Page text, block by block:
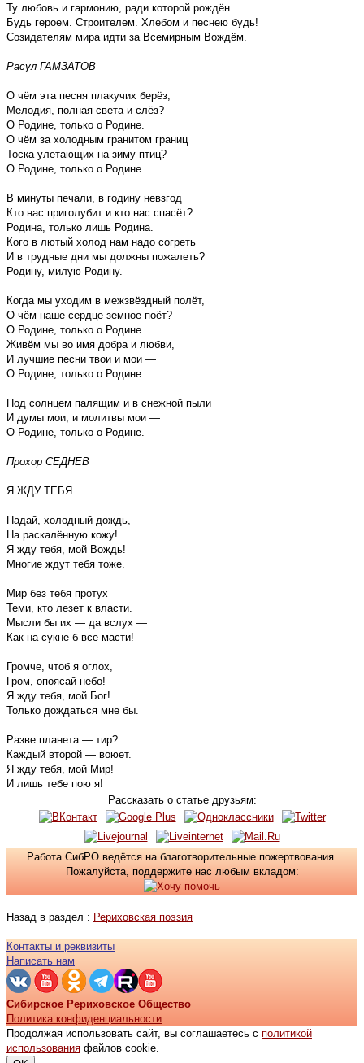
Ту любовь и гармонию, ради которой рождён.
Будь героем. Строителем. Хлебом и песнею будь!
Созидателям мира идти за Всемирным Вождём.
Расул ГАМЗАТОВ
О чём эта песня плакучих берёз,
Мелодия, полная света и слёз?
О Родине, только о Родине.
О чём за холодным гранитом границ
Тоска улетающих на зиму птиц?
О Родине, только о Родине.
В минуты печали, в годину невзгод
Кто нас приголубит и кто нас спасёт?
Родина, только лишь Родина.
Кого в лютый холод нам надо согреть
И в трудные дни мы должны пожалеть?
Родину, милую Родину.
Когда мы уходим в межзвёздный полёт,
О чём наше сердце земное поёт?
О Родине, только о Родине.
Живём мы во имя добра и любви,
И лучшие песни твои и мои —
О Родине, только о Родине...
Под солнцем палящим и в снежной пыли
И думы мои, и молитвы мои —
О Родине, только о Родине.
Прохор СЕДНЕВ
Я ЖДУ ТЕБЯ
Падай, холодный дождь,
На раскалённую кожу!
Я жду тебя, мой Вождь!
Многие ждут тебя тоже.
Мир без тебя протух
Теми, кто лезет к власти.
Мысли бы их — да вслух —
Как на сукне б все масти!
Громче, чтоб я оглох,
Гром, опоясай небо!
Я жду тебя, мой Бог!
Только дождаться мне бы.
Разве планета — тир?
Каждый второй — воюет.
Я жду тебя, мой Мир!
И лишь тебе пою я!
Рассказать о статье друзьям:
Работа СибРО ведётся на благотворительные пожертвования.
Пожалуйста, поддержите нас любым вкладом:
Назад в раздел : Рериховская поэзия
Контакты и реквизиты
Написать нам
Сибирское Рериховское Общество
Политика конфиденциальности
Продолжая использовать сайт, вы соглашаетесь с политикой
использования файлов cookie.